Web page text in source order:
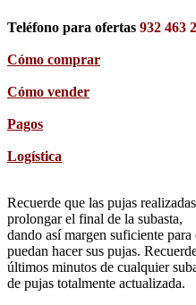
Teléfono para ofertas 932 463
Cómo comprar
Cómo vender
Pagos
Logística
Recuerde que las pujas
prolongar el final de la subasta,
dando así margen suficiente
puedan hacer sus pujas.
últimos minutos de cualquier
de pujas totalmente actualizada.